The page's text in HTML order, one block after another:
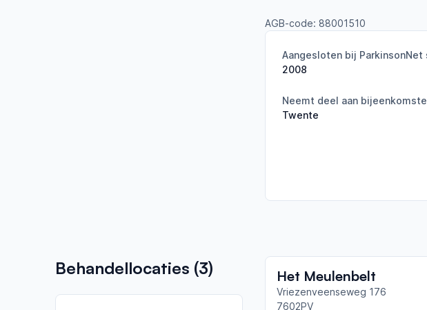
AGB-code: 88001510
Aangesloten bij ParkinsonNet
2008
Neemt deel aan
Twente
Behandellocaties (3) Het Meulenbelt
Vriezenveenseweg 176
7602PV